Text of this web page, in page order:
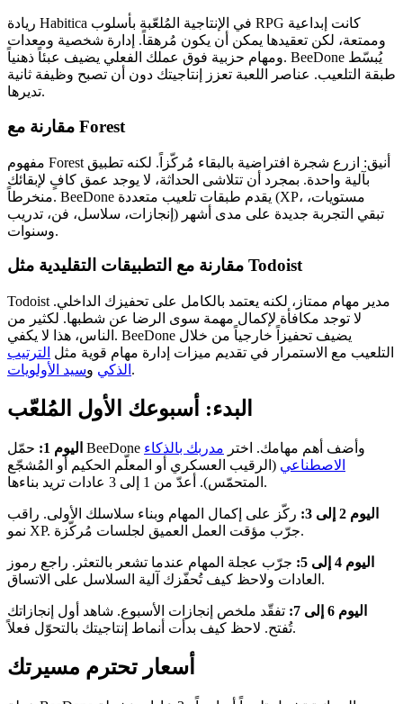
ريادة Habitica في الإنتاجية المُلعّبة بأسلوب RPG كانت إبداعية
وممتعة، لكن تعقيدها يمكن أن يكون مُرهقاً. إدارة شخصية ومعدات
ومهام حزبية فوق عملك الفعلي يضيف عبئاً ذهنياً. BeeDone يُبسّط
طبقة التلعيب. عناصر اللعبة تعزز إنتاجيتك دون أن تصبح وظيفة ثانية
تديرها.
مقارنة مع Forest
مفهوم Forest أنيق: ازرع شجرة افتراضية بالبقاء مُركّزاً. لكنه تطبيق
بآلية واحدة. بمجرد أن تتلاشى الحداثة، لا يوجد عمق كافٍ لإبقائك
منخرطاً. BeeDone يقدم طبقات تلعيب متعددة (XP، مستويات،
إنجازات، سلاسل، فن، تدريب) تبقي التجربة جديدة على مدى أشهر
وسنوات.
مقارنة مع التطبيقات التقليدية مثل Todoist
Todoist مدير مهام ممتاز، لكنه يعتمد بالكامل على تحفيزك الداخلي.
لا توجد مكافأة لإكمال مهمة سوى الرضا عن شطبها. لكثير من
الناس، هذا لا يكفي. BeeDone يضيف تحفيزاً خارجياً من خلال
التلعيب مع الاستمرار في تقديم ميزات إدارة مهام قوية مثل الترتيب
الذكي وسيد الأولويات .
البدء: أسبوعك الأول المُلعّب
اليوم 1: حمّل BeeDone وأضف أهم مهامك. اختر مدربك بالذكاء
الاصطناعي (الرقيب العسكري أو المعلّم الحكيم أو المُشجّع
المتحمّس). أعدّ من 1 إلى 3 عادات تريد بناءها.
اليوم 2 إلى 3:
ركّز على إكمال المهام وبناء سلاسلك الأولى. راقب
نمو XP. جرّب مؤقت العمل العميق لجلسات مُركّزة.
اليوم 4 إلى 5:
جرّب عجلة المهام عندما تشعر بالتعثر. راجع رموز
العادات ولاحظ كيف تُحفّزك آلية السلاسل على الاتساق.
اليوم 6 إلى 7:
تفقّد ملخص إنجازات الأسبوع. شاهد أول إنجازاتك
تُفتح. لاحظ كيف بدأت أنماط إنتاجيتك بالتحوّل فعلاً.
أسعار تحترم مسيرتك